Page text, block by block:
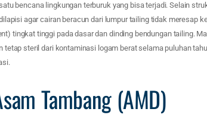
bencana lingkungan terburuk yang bisa terjadi. Selain
agar cairan beracun dari lumpur tailing tidak meresap
tingkat tinggi pada dasar dan dinding bendungan tailing.
tetap steril dari kontaminasi logam berat selama puluhan
Tambang (AMD)